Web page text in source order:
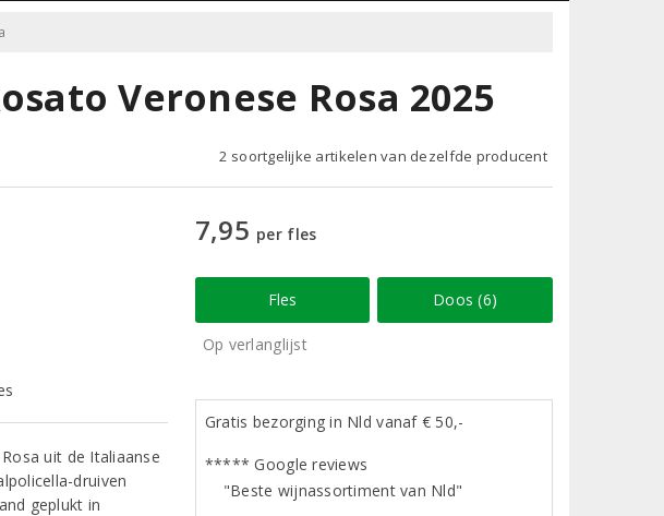
Veronese Rosa 2025
2 soortgelijke artikelen van dezelfde producent
uit de Italiaanse
druiven
geplukt in
7,95 per fles
Fles Doos (6)
Op verlanglijst
Gratis bezorging in Nld vanaf € 50,-
***** Google reviews
"Beste wijnassortiment van Nld"